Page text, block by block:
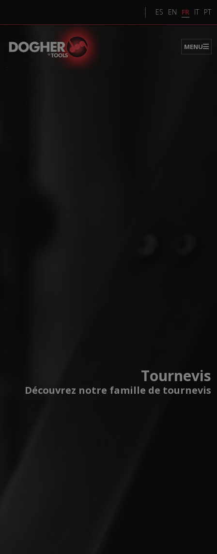
ES EN FR IT PT
MENU
Tournevis
Découvrez notre famille de tournevis